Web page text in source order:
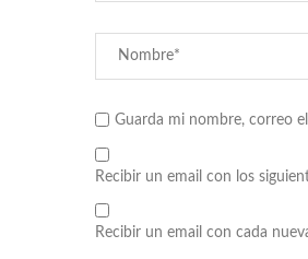
Guarda mi nombre, correo
Recibir un email con los
Recibir un email con cada